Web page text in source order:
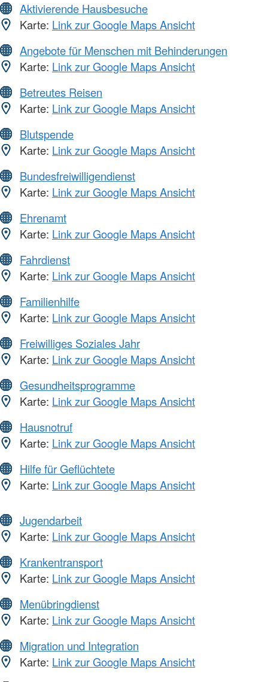
Aktivierende Hausbesuche
Karte: Link zur Google Maps Ansicht
Angebote für Menschen mit Behinderungen
Karte: Link zur Google Maps Ansicht
Betreutes Reisen
Karte: Link zur Google Maps Ansicht
Blutspende
Karte: Link zur Google Maps Ansicht
Bundesfreiwilligendienst
Karte: Link zur Google Maps Ansicht
Ehrenamt
Karte: Link zur Google Maps Ansicht
Fahrdienst
Karte: Link zur Google Maps Ansicht
Familienhilfe
Karte: Link zur Google Maps Ansicht
Freiwilliges Soziales Jahr
Karte: Link zur Google Maps Ansicht
Gesundheitsprogramme
Karte: Link zur Google Maps Ansicht
Hausnotruf
Karte: Link zur Google Maps Ansicht
Hilfe für Geflüchtete
Karte: Link zur Google Maps Ansicht
Jugendarbeit
Karte: Link zur Google Maps Ansicht
Krankentransport
Karte: Link zur Google Maps Ansicht
Menübringdienst
Karte: Link zur Google Maps Ansicht
Migration und Integration
Karte: Link zur Google Maps Ansicht